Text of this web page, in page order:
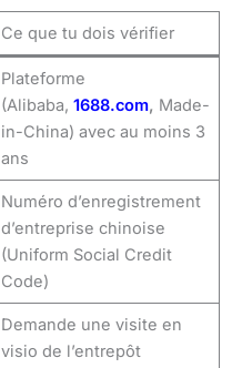
Ce que tu dois vérifier
Plateforme
(Alibaba,1688.com, Made-
in-China) avec au moins 3
ans
Numéro d’enregistrement
d’entreprise chinoise
(Uniform Social Credit
Code)
Demande une visite en
visio de l’entrepôt